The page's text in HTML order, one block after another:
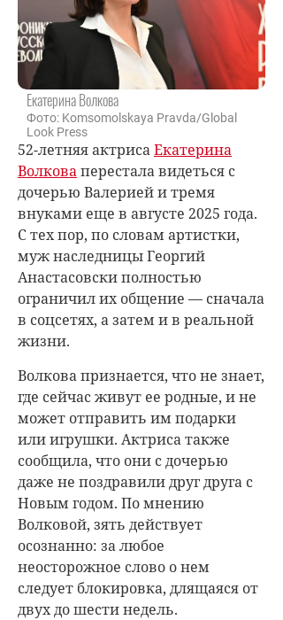
Екатерина Волкова
Фото: Komsomolskaya Pravda/Global
Look Press
52-летняя актрисаЕкатерина
Волковаперестала видеться с
дочерью Валерией и тремя
внуками еще в августе 2025 года.
С тех пор, по словам артистки,
муж наследницы Георгий
Анастасовски полностью
ограничил их общение — сначала
в соцсетях, а затем и в реальной
жизни.
Волкова признается, что не знает,
где сейчас живут ее родные, и не
может отправить им подарки
или игрушки. Актриса также
сообщила, что они с дочерью
даже не поздравили друг друга с
Новым годом. По мнению
Волковой, зять действует
осознанно: за любое
неосторожное слово о нем
следует блокировка, длящаяся от
двух до шести недель.